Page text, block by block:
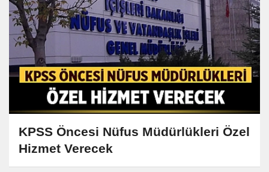
KPSS Öncesi Nüfus Müdürlükleri Özel
Hizmet Verecek